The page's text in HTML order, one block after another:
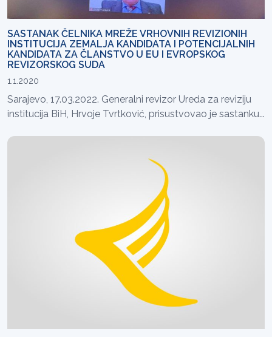
SASTANAK ČELNIKA MREŽE VRHOVNIH REVIZIONIH
INSTITUCIJA ZEMALJA KANDIDATA I POTENCIJALNIH
KANDIDATA ZA ČLANSTVO U EU I EVROPSKOG
REVIZORSKOG SUDA
1.1.2020
Sarajevo, 17.03.2022. Generalni revizor Ureda za reviziju
institucija BiH, Hrvoje Tvrtković, prisustvovao je sastanku...